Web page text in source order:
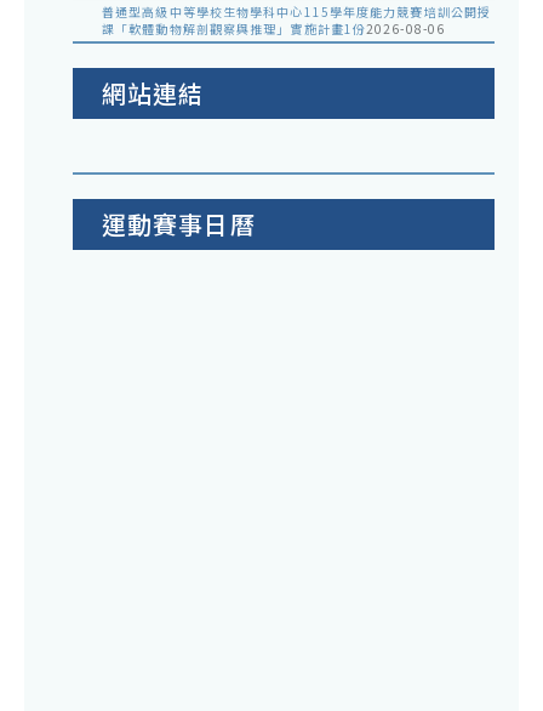
普通型高級中等學校生物學科中心115學年度能力競賽培訓公開授
課「軟體動物解剖觀察與推理」實施計畫1份2026-08-06
網站連結
運動賽事日曆